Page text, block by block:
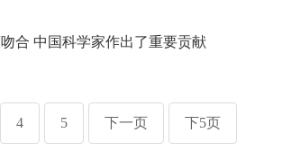
合 中国科学家作出了重要贡献
4 5 下一页 下5页